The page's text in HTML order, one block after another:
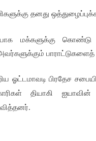
தனது
மக்களுக்கு கொண்டு
பாராட்டுகளைத்
ஓட்டமாவடி பிரதேச
தியாகி